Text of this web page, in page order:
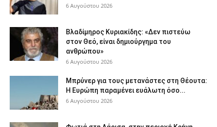
6 Αυγούστου 2026
Βλαδίμηρος Κυριακίδης: «Δεν πιστεύω
στον Θεό, είναι δημιούργημα του
ανθρώπου»
6 Αυγούστου 2026
Μπρύνερ για τους μετανάστες στη Θέουτα:
Η Ευρώπη παραμένει ευάλωτη όσο...
6 Αυγούστου 2026